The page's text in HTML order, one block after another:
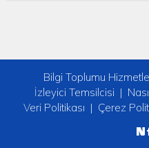
Bilgi Toplumu
İzleyici Temsilcisi
Veri Politikası
Çerez